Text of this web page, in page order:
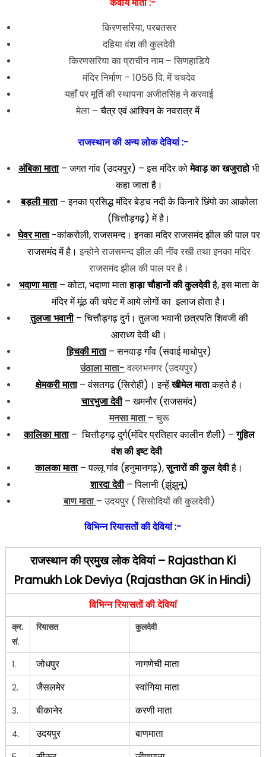
किरणसरिया, परबतसर
दहिया वंश की कुलदेवी
किरणसरिया का प्राचीन नाम – सिणहाडिये
मंदिर निर्माण – 1056 वि. में चचदेव
यहाँ पर मूर्ति की स्थापना अजीतसिंह ने करवाई
मेला –चैत्र एवं आश्विन के नवरात्र में
राजस्थान की अन्य लोक देवियां :-
अंबिका माता– जगत गांव (उदयपुर) – इस मंदिर कोमेवाड़ का खजुराहोभी
कहा जाता है।
बड़ली माता– इनका प्रसिद्ध मंदिर बेड़च नदी के किनारे छिंपो का आकोला
(चित्तौड़गढ़) में है।
घेवर माता-कांकरोली, राजसमन्द।इनका मदिर राजसमंद झील की पाल पर
राजसमंद में है।इन्होने राजसमन्द झील की नींव रखी तथा इनका मदिर
राजसमंद झील की पाल पर है।
भदाणा माता– कोटा, भदाणा माताहाड़ा चौहानों की कुलदेवीहै, इस माता के
मंदिर में मूंठ की चपेट में आये लोगों का इलाज होता है।
तुलजा भवानी– चित्तौड़गढ़ दुर्ग। तुलजा भवानी छत्रपति शिवजी की
आराध्य देवी थी।
हिचकी माता– सनवाड़ गाँव (सवाई माधोपुर)
उंठाला माता-वल्लभनगर (उदयपुर)
क्षेमकरी माता– वंसतगढ़ (सिरोही)। इन्हेंखीमेल माताकहते है।
चारभुजा देवी– खमनौर (राजसमंद)
मनसा माता – चुरू
कालिका माता– चित्तौड़गढ़ दुर्ग(मंदिर प्रतिहार कालीन शैली) –गुहिल
वंश की इष्ट देवी
कालका माता– पल्लू गांव (हनुमानगढ़),सुनारों की कुल देवीहै।
शारदा देवी– पिलानी (झुंझुनू)
बाण माता – उदयपुर ( सिसोदियों की कुलदेवी)
विभिन्न रियासतों कीदेवियां :-
राजस्थान की प्रमुख लोक देवियां– Rajasthan Ki
Pramukh Lok Deviya (Rajasthan GK in Hindi)
विभिन्न रियासतों कीदेवियां
क्र.
सं.
रियासत कुलदेवी
1. जोधपुर नागणेची माता
2. जैसलमेर स्वांगिया माता
3. बीकानेर करणी माता
4. उदयपुर बाणमाता